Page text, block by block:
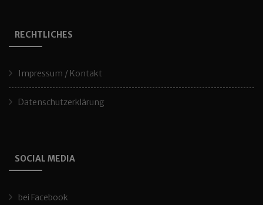
RECHTLICHES
Impressum / Kontakt
Datenschutzerklärung
SOCIAL MEDIA
bei Facebook